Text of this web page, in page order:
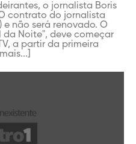
Bandeirantes
o jornalista Boris
contrato do jornalista
não será renovado. O
Noite", deve começar
a partir da primeira